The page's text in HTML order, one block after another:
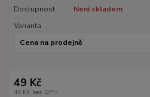
Dostupnost
Není skladem
Varianta
49 Kč
44 Kč bez DPH